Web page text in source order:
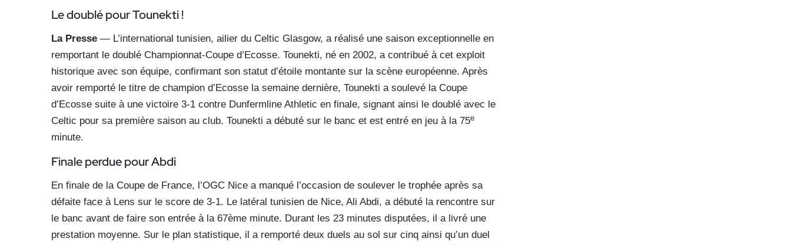
Le doublé pour Tounekti !
La Presse — L’international tunisien, ailier du Celtic Glasgow, a réalisé une saison exceptionnelle en
remportant le doublé Championnat-Coupe d’Ecosse. Tounekti, né en 2002, a contribué à cet exploit
historique avec son équipe, confirmant son statut d’étoile montante sur la scène européenne. Après
avoir remporté le titre de champion d’Ecosse la semaine dernière, Tounekti a soulevé la Coupe
d’Ecosse suite à une victoire 3-1 contre Dunfermline Athletic en finale, signant ainsi le doublé avec le
Celtic pour sa première saison au club. Tounekti a débuté sur le banc et est entré en jeu à la 75e
minute.
Finale perdue pour Abdi
En finale de la Coupe de France, l’OGC Nice a manqué l’occasion de soulever le trophée après sa
défaite face à Lens sur le score de 3-1. Le latéral tunisien de Nice, Ali Abdi, a débuté la rencontre sur
le banc avant de faire son entrée à la 67ème minute. Durant les 23 minutes disputées, il a livré une
prestation moyenne. Sur le plan statistique, il a remporté deux duels au sol sur cinq ainsi qu’un duel